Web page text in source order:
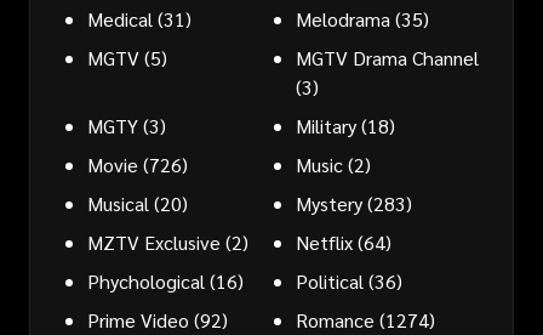
Medical (31) Melodrama (35)
MGTV(5)
MGTV Drama Channel
(3)
MGTY(3) Military(18)
Movie (726) Music(2)
Musical (20) Mystery(283)
MZTV Exclusive (2) Netflix(64)
Phychological (16) Political (36)
Prime Video (92) Romance (1274)